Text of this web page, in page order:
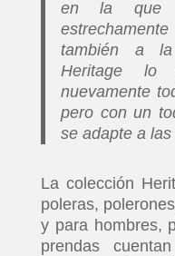
en la que
también a
Heritage
nuevamente
pero con un
se adapte a
La colección
poleras,
y para hombres,
prendas